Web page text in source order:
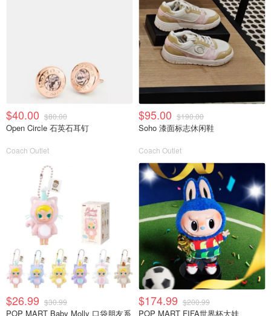
$40.00 $80.00
Open Circle 石英石耳钉
Coach Outlet
$95.00 $190.00
Soho 漆面标志休闲鞋
Coach Outlet
$26.99 $30.99
POP MART Baby Molly 口袋朋友系
$174.99 $200.99
POP MART FIFA世界杯大娃